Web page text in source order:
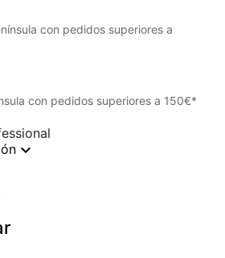
con pedidos superiores a
con pedidos superiores a 150€*
